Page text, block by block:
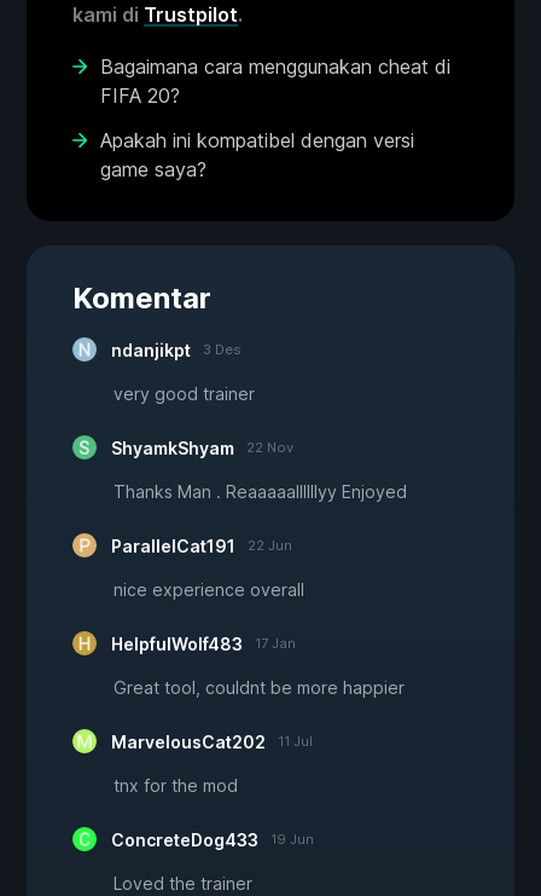
kami di Trustpilot.
Bagaimana cara menggunakan cheat di
FIFA 20?
Apakah ini kompatibel dengan versi
game saya?
Komentar
ndanjikpt 3 Des
very good trainer
ShyamkShyam 22 Nov
Thanks Man . Reaaaaallllllyy Enjoyed
ParallelCat191 22 Jun
nice experience overall
HelpfulWolf483 17 Jan
Great tool, couldnt be more happier
MarvelousCat202 11 Jul
tnx for the mod
ConcreteDog433 19 Jun
Loved the trainer